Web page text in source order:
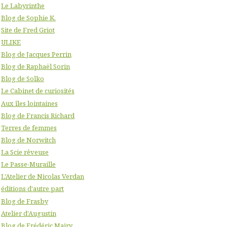
Le Labyrinthe
Blog de Sophie K.
Site de Fred Griot
ULIKE
Blog de Jacques Perrin
Blog de Raphaël Sorin
Blog de Solko
Le Cabinet de curiosités
Aux îles lointaines
Blog de Francis Richard
Terres de femmes
Blog de Norwitch
La Scie rêveuse
Le Passe-Muraille
L'Atelier de Nicolas Verdan
éditions d'autre part
Blog de Frasby
Atelier d'Augustin